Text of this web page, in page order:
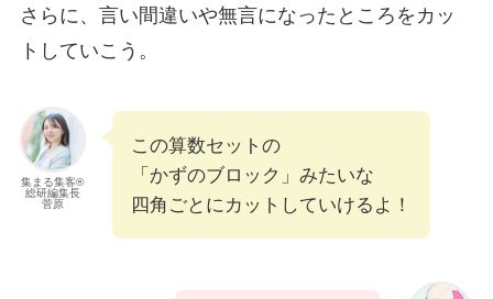
さらに、言い間違いや無言になったところをカッ
トしていこう。
集まる集客®︎
総研編集長
菅原
この算数セットの
「かずのブロック」みたいな
四角ごとにカットしていけるよ！